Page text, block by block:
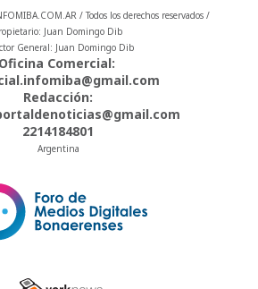
/ Todos los derechos reservados /
Juan Domingo Dib
General: Juan Domingo Dib
Oficina Comercial:
Redacción:
2214184801
Argentina